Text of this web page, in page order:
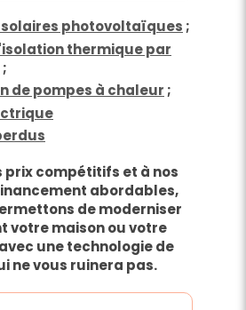
solaires photovoltaïques ;
thermique par
;
de pompes à chaleur ;
prix compétitifs et à nos
abordables,
de moderniser
votre maison ou votre
une technologie de
ne vous ruinera pas.